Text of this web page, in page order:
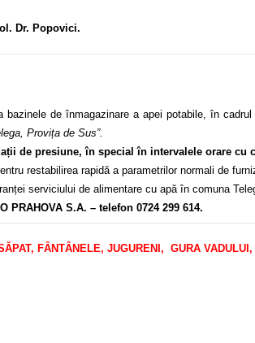
Dr. Popovici.
de înmagazinare a apei potabile, în cadrul
Provița de Sus”.
de presiune, în special în intervalele orare cu
restabilirea rapidă a parametrilor normali de
serviciului de alimentare cu apă în comuna
S.A. – telefon 0724 299 614.
FÂNTÂNELE, JUGURENI, GURA VADULUI,